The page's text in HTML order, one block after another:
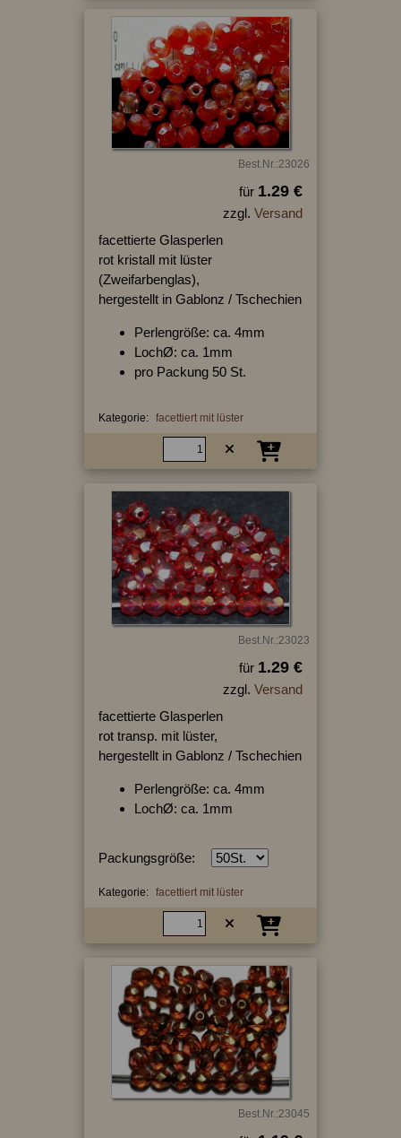
Best.Nr.:23026
für 1.29 €
zzgl. Versand
facettierte Glasperlen
rot kristall mit lüster
(Zweifarbenglas),
hergestellt in Gablonz / Tschechien
Perlengröße: ca. 4mm
LochØ: ca. 1mm
pro Packung 50 St.
Kategorie: facettiert mit lüster
Best.Nr.:23023
für 1.29 €
zzgl. Versand
facettierte Glasperlen
rot transp. mit lüster,
hergestellt in Gablonz / Tschechien
Perlengröße: ca. 4mm
LochØ: ca. 1mm
Packungsgröße:
Kategorie: facettiert mit lüster
Best.Nr.:23045